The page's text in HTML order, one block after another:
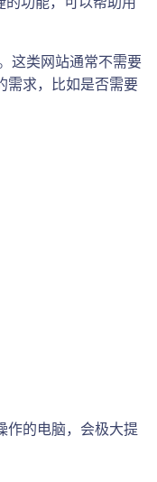
这类网站通常不需要
需求，比如是否需要
作的电脑，会极大提